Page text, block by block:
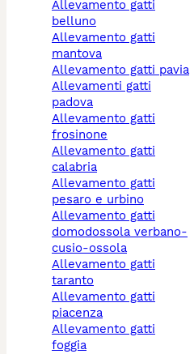
allevamento gatti
belluno
allevamento gatti
mantova
allevamento gatti pavia
allevamenti gatti
padova
allevamento gatti
frosinone
allevamento gatti
calabria
allevamento gatti
pesaro e urbino
allevamento gatti
domodossola verbano-
cusio-ossola
allevamento gatti
taranto
allevamento gatti
piacenza
allevamento gatti
foggia